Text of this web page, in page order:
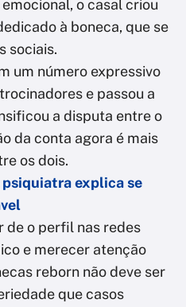
o casal criou
à boneca, que se
sociais.
um número expressivo
e passou a
a disputa entre o
da conta agora é mais
os dois.
psiquiatra explica se
de o perfil nas redes
e merecer atenção
reborn não deve ser
que casos